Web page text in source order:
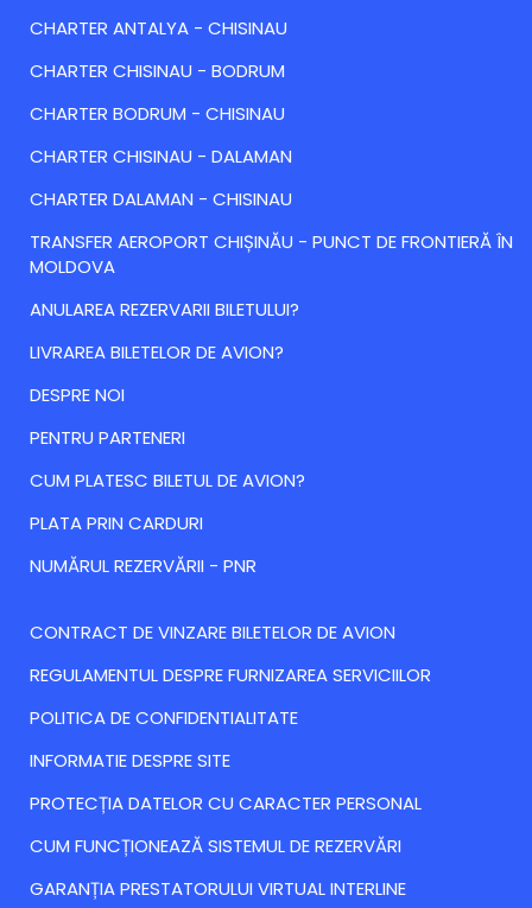
CHARTER ANTALYA - CHISINAU
CHARTER CHISINAU - BODRUM
CHARTER BODRUM - CHISINAU
CHARTER CHISINAU - DALAMAN
CHARTER DALAMAN - CHISINAU
TRANSFER AEROPORT CHIȘINĂU - PUNCT DE FRONTIERĂ ÎN
MOLDOVA
ANULAREA REZERVARII BILETULUI?
LIVRAREA BILETELOR DE AVION?
DESPRE NOI
PENTRU PARTENERI
CUM PLATESC BILETUL DE AVION?
PLATA PRIN CARDURI
NUMĂRUL REZERVĂRII - PNR
CONTRACT DE VINZARE BILETELOR DE AVION
REGULAMENTUL DESPRE FURNIZAREA SERVICIILOR
POLITICA DE CONFIDENTIALITATE
INFORMATIE DESPRE SITE
PROTECȚIA DATELOR CU CARACTER PERSONAL
CUM FUNCȚIONEAZĂ SISTEMUL DE REZERVĂRI
GARANȚIA PRESTATORULUI VIRTUAL INTERLINE